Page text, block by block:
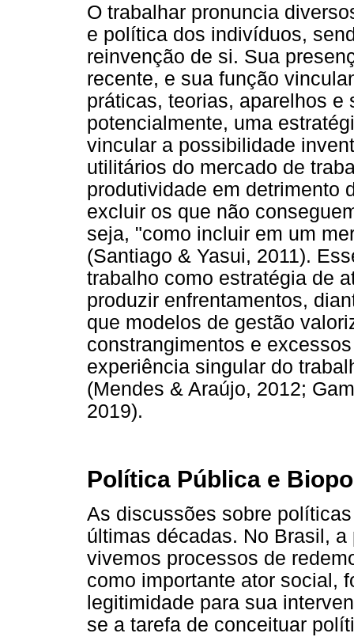
O trabalhar pronuncia
e política dos indivíduos,
reinvenção de si. Sua
recente, e sua função
práticas, teorias, aparelhos
potencialmente, uma
vincular a possibilidade
utilitários do mercado de
produtividade em detrimento
excluir os que não
seja, "como incluir em um
(Santiago & Yasui, 2011).
trabalho como estratégia de
produzir enfrentamentos,
que modelos de gestão
constrangimentos e
experiência singular do
(Mendes & Araújo, 2012;
2019).
Política Pública e
As discussões sobre
últimas décadas. No Brasil,
vivemos processos de
como importante ator social,
legitimidade para sua
se a tarefa de conceituar